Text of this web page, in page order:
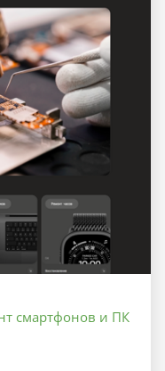
смартфонов и ПК